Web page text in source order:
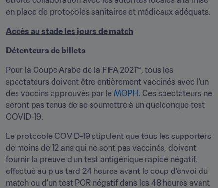
Accès au stade les jours de match
Détenteurs de billets
Pour la Coupe Arabe de la FIFA 2021™, tous les
spectateurs doivent être entièrement vaccinés avec l'un
des vaccins approuvés par le MOPH . Ces spectateurs ne
seront pas tenus de se soumettre à un quelconque test
COVID-19.
Le protocole COVID-19 stipulent que tous les supporters
de moins de 12 ans qui ne sont pas vaccinés, doivent
fournir la preuve d'un test antigénique rapide négatif,
effectué au plus tard 24 heures avant le coup d'envoi du
match ou d'un test PCR négatif dans les 48 heures avant